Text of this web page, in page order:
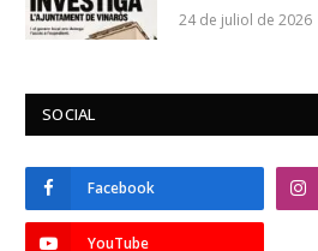
24 de juliol de 2026
SOCIAL
Facebook
YouTube